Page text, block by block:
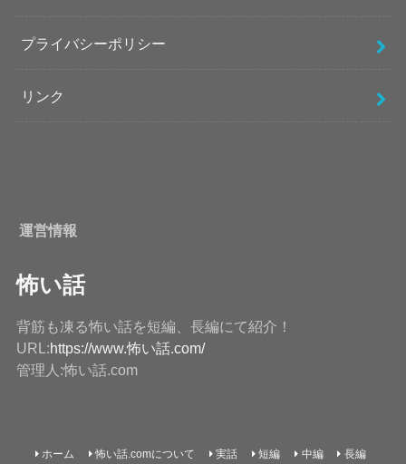
プライバシーポリシー
リンク
運営情報
怖い話
背筋も凍る怖い話を短編、長編にて紹介！
URL:https://www.怖い話.com/
管理人:怖い話.com
ホーム 怖い話.comについて 実話 短編 中編 長編